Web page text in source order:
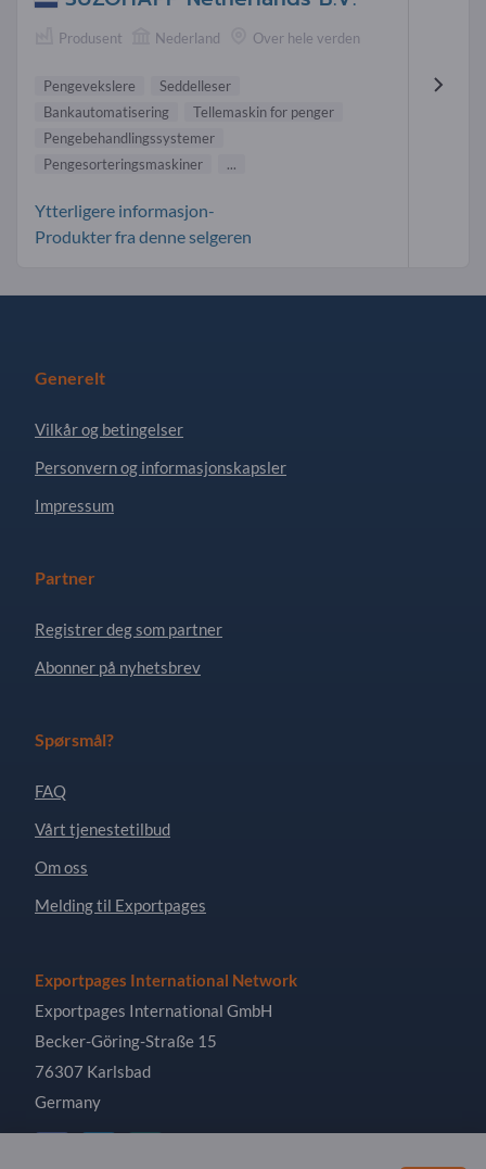
Produsent Nederland Over hele verden
Pengevekslere
Seddelleser
Bankautomatisering
Tellemaskin for penger
Pengebehandlingssystemer
Pengesorteringsmaskiner
...
Ytterligere informasjon-
Produkter fra denne selgeren
Generelt
Vilkår og betingelser
Personvern og informasjonskapsler
Impressum
Partner
Registrer deg som partner
Abonner på nyhetsbrev
Spørsmål?
FAQ
Vårt tjenestetilbud
Om oss
Melding til Exportpages
Exportpages International Network
Exportpages International GmbH
Becker-Göring-Straße 15
76307 Karlsbad
Germany